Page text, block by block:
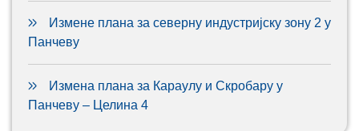
Измене плана за северну индустријску зону 2 у
Панчеву
Измена плана за Караулу и Скробару у
Панчеву – Целина 4